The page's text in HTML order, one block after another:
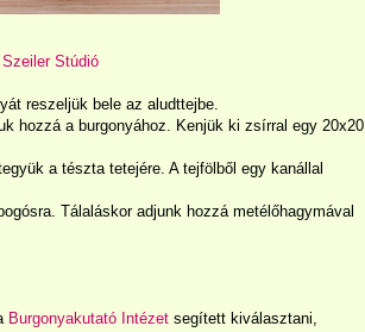
Szeiler Stúdió
reszeljük bele az aludttejbe.
hozzá a burgonyához. Kenjük ki zsírral egy 20x20
a tészta tetejére. A tejfölből egy kanállal
Tálaláskor adjunk hozzá metélőhagymával
Burgonyakutató Intézet segített kiválasztani,